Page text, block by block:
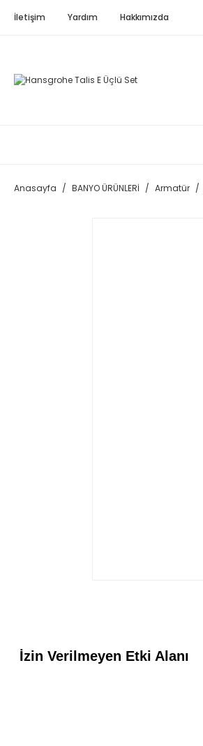
İletişim Yardım Hakkımızda
Anasayfa BANYO ÜRÜNLERİ Armatür